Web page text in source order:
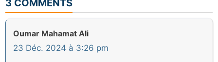
3 COMMENTS
Oumar Mahamat Ali
23 Déc. 2024 à 3:26 pm